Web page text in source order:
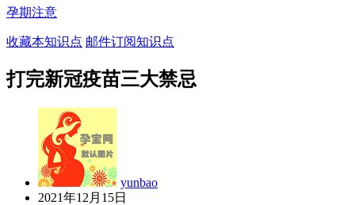
孕期注意
收藏本知识点 邮件订阅知识点
打完新冠疫苗三大禁忌
yunbao
2021年12月15日